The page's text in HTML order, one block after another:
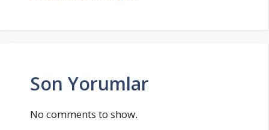
Son Yorumlar
No comments to show.